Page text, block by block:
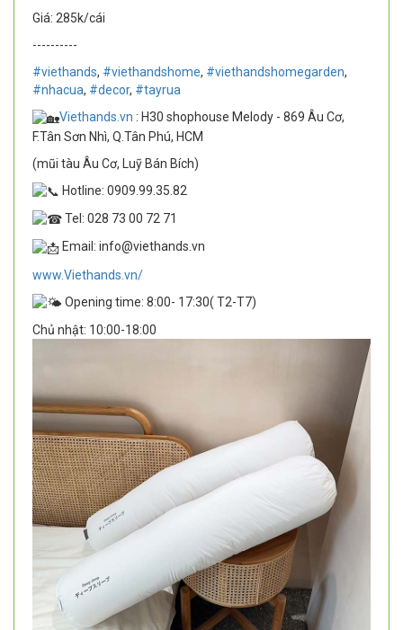
Giá: 285k/cái
----------
#viethands, #viethandshome, #viethandshomegarden,
#nhacua, #decor, #tayrua
Viethands.vn : H30 shophouse Melody - 869 Âu Cơ,
F.Tân Sơn Nhì, Q.Tân Phú, HCM
(mũi tàu Âu Cơ, Luỹ Bán Bích)
Hotline: 0909.99.35.82
Tel: 028 73 00 72 71
Email: info@viethands.vn
www.Viethands.vn/
Opening time: 8:00- 17:30( T2-T7)
Chủ nhật: 10:00-18:00